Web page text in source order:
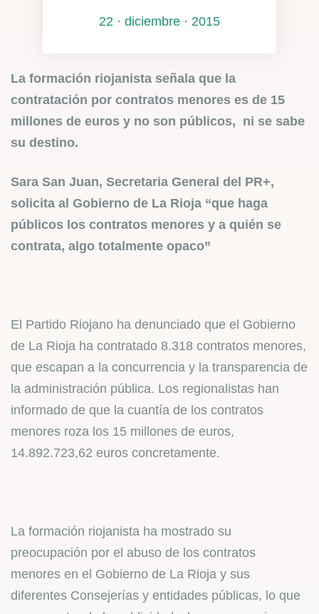
22 · diciembre · 2015
La formación riojanista señala que la
contratación por contratos menores es de 15
millones de euros y no son públicos, ni se sabe
su destino.
Sara San Juan, Secretaria General del PR+,
solicita al Gobierno de La Rioja “que haga
públicos los contratos menores y a quién se
contrata, algo totalmente opaco”
El Partido Riojano ha denunciado que el Gobierno
de La Rioja ha contratado 8.318 contratos menores,
que escapan a la concurrencia y la transparencia de
la administración pública. Los regionalistas han
informado de que la cuantía de los contratos
menores roza los 15 millones de euros,
14.892.723,62 euros concretamente.
La formación riojanista ha mostrado su
preocupación por el abuso de los contratos
menores en el Gobierno de La Rioja y sus
diferentes Consejerías y entidades públicas, lo que